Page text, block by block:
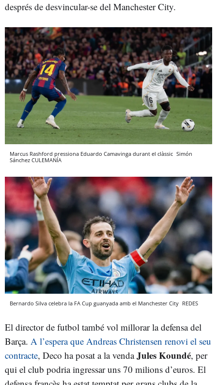
després de desvincular-se del Manchester City.
Marcus Rashford pressiona Eduardo Camavinga durant el clàssic Simón
Sánchez CULEMANÍA
Bernardo Silva celebra la FA Cup guanyada amb el Manchester City REDES
El director de futbol també vol millorar la defensa del
Barça. A l’espera que Andreas Christensen renovi el seu
contracte, Deco ha posat a la vendaJules Koundé, per
qui el club podria ingressar uns 70 milions d’euros. El